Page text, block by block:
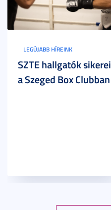
LEGÚJABB HÍREINK
SZTE hallgatók sikerei
a Szeged Box Clubban